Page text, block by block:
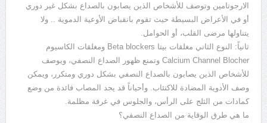
الارجوتامين وتوصف للأشخاص الذين يصابون بالصداع بشكل غير دوري
أو في الأعراض البسيطة حيث تقوم بانقباض الأوعية الدموية .. ولا
يتناولها مرضى القلب، أو الحوامل.
ثانياً: النوع الثاني مغلقات بيتا Beta blockers ومغلقات الكاسيوم
Calcium Channel Blocher وتمنع ظهور الصداع النصفي، ويوصف
للأشخاص الذين يصابون بالصداع النصفي بشكل دوري ومتكرر، ويمكن
وصف الأدوية المضادة للاكتئاب. وأحياناً قد يجد المصاب فائدة من وضع
كمادات من الثلج على الرأس، والجلوس في غرفة مظلمة.
ما هي طرق الوقاية من الصداع النصفي؟